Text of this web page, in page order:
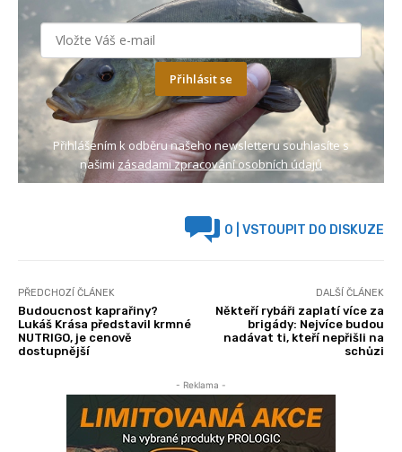
Přihlásit se
Přihlášením k odběru našeho newsletteru souhlasíte s
našimi zásadami zpracování osobních údajů
0 | VSTOUPIT DO DISKUZE
PŘEDCHOZÍ ČLÁNEK
Budoucnost kaprařiny?
Lukáš Krása představil krmné
NUTRIGO, je cenově
dostupnější
DALŠÍ ČLÁNEK
Někteří rybáři zaplatí více za
brigády: Nejvíce budou
nadávat ti, kteří nepřišli na
schůzi
- Reklama -